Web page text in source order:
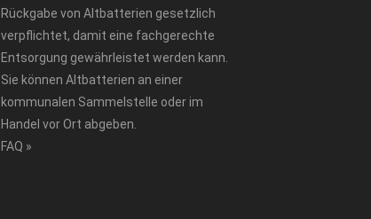
Rückgabe von Altbatterien gesetzlich
verpflichtet, damit eine fachgerechte
Entsorgung gewährleistet werden kann.
Sie können Altbatterien an einer
kommunalen Sammelstelle oder im
Handel vor Ort abgeben.
FAQ »